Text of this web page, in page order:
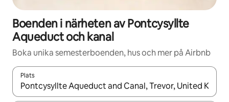
Boenden i närheten av Pontcysyllte
Aqueduct och kanal
Boka unika semesterboenden, hus och mer på Airbnb
Plats
När resultaten är tillgängliga kan du navigera med upp- och